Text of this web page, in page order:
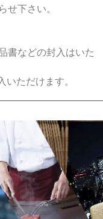
下さい。
書などの封入はいた
ただけます。